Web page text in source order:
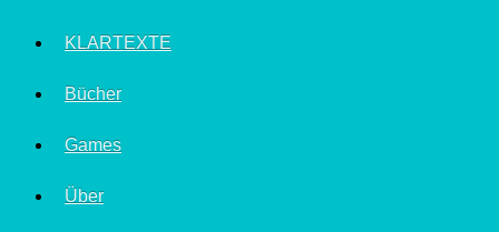
KLARTEXTE
Bücher
Games
Über